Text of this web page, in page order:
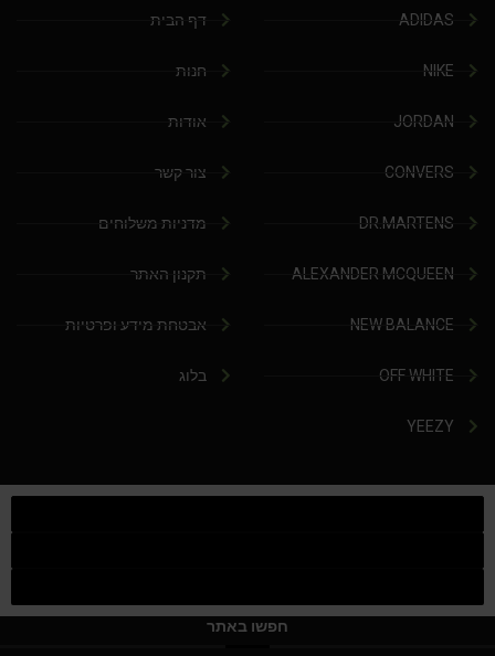
ADIDAS
NIKE
JORDAN
CONVERS
DR.MARTENS
ALEXANDER MCQUEEN
NEW BALANCE
OFF WHITE
YEEZY
דף הבית
חנות
אודות
צור קשר
מדניות משלוחים
תקנון האתר
אבטחת מידע ופרטיות
בלוג
חפשו באתר